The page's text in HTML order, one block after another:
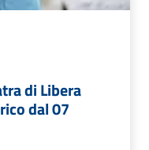
di Libera
dal 07